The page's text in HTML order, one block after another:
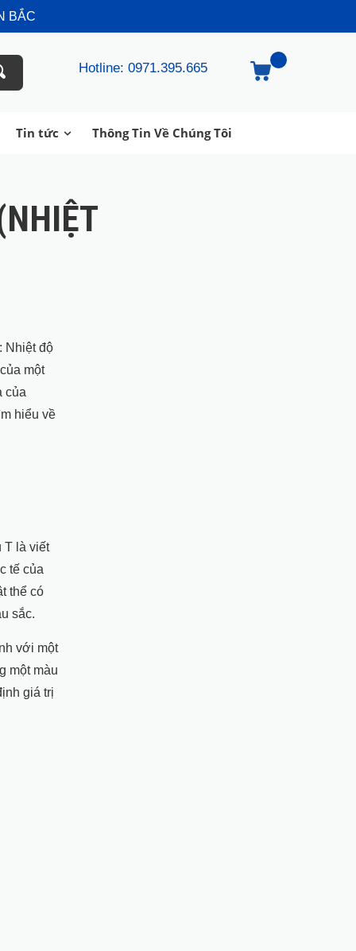
BẮC
Hotline: 0971.395.665
Tin tức Thông Tin Về Chúng Tôi
Nhiệt độ
một
của
hiểu về
T là viết
tế của
thể có
sắc.
với một
một màu
giá trị